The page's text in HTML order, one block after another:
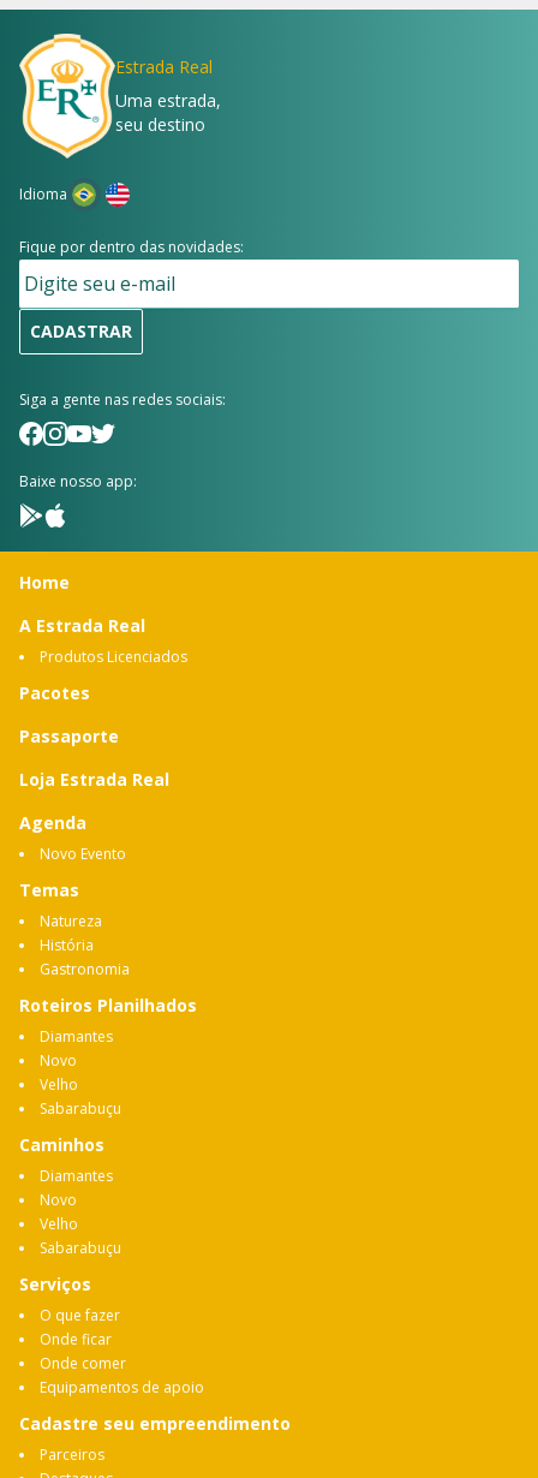
Estrada Real
Uma estrada,
seu destino
Idioma
Fique por dentro das novidades:
CADASTRAR
Siga a gente nas redes sociais:
Baixe nosso app:
Home
A Estrada Real
Produtos Licenciados
Pacotes
Passaporte
Loja Estrada Real
Agenda
Novo Evento
Temas
Natureza
História
Gastronomia
Roteiros Planilhados
Diamantes
Novo
Velho
Sabarabuçu
Caminhos
Diamantes
Novo
Velho
Sabarabuçu
Serviços
O que fazer
Onde ficar
Onde comer
Equipamentos de apoio
Cadastre seu empreendimento
Parceiros